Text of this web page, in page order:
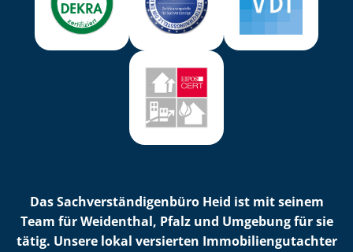
Das Sach­ver­stän­di­gen­bü­ro Heid ist mit seinem
Team für Weidenthal, Pfalz und Umgebung für sie
tätig. Unsere lokal versierten Im­mo­bi­li­en­gut­ach­ter